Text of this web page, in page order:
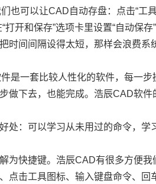
也可以让CAD自动存盘：点击“工
打开和保存”选项卡里设置“自动保存
时间间隔设得太短，那样会浪费系
是一套比较人性化的软件，每一
做下去，也能完成。浩辰CAD软件
处：可以学习从未用过的命令，学
为快捷键。浩辰CAD有很多方便我
点击工具图标、输入键盘命令、